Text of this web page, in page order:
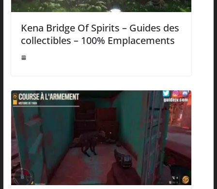
Kena Bridge Of Spirits – Guides des
collectibles – 100% Emplacements